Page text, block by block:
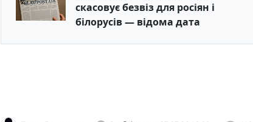
скасовує безвіз для росіян і
білорусів — відома дата